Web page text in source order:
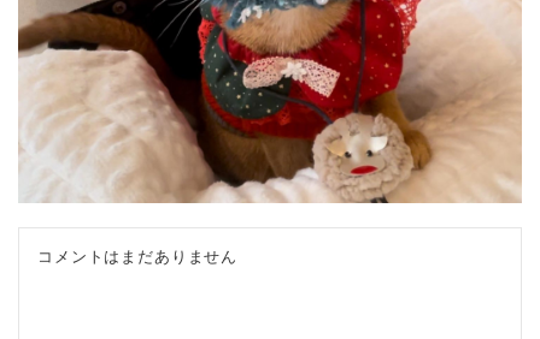
コメントはまだありません